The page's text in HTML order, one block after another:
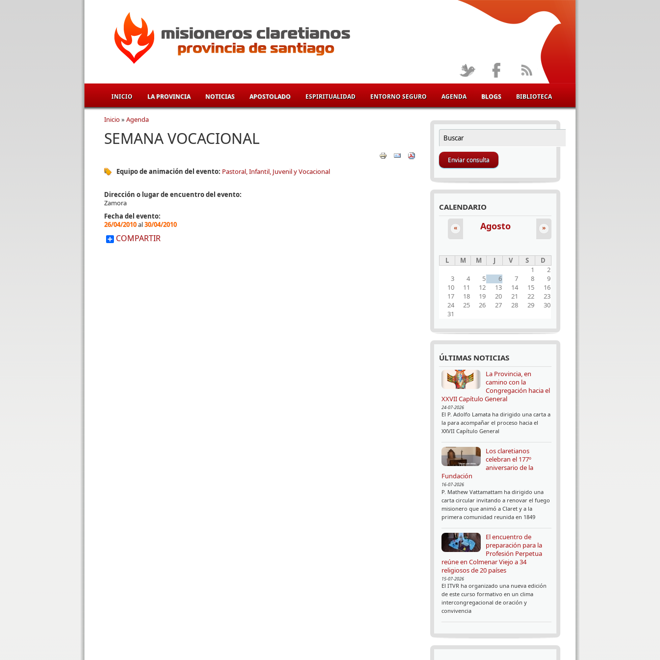
INICIO LA PROVINCIA NOTICIAS APOSTOLADO ESPIRITUALIDAD ENTORNO SEGURO AGENDA BLOGS BIBLIOTECA
Se encuentra usted aquí
Inicio» Agenda
SEMANA VOCACIONAL
Equipo de animación del evento: Pastoral, Infantil, Juvenil y Vocacional
Dirección o lugar de encuentro del evento:
Zamora
Fecha del evento:
26/04/2010al30/04/2010
COMPARTIR
FORMULARIO DE BÚSQUEDA
Buscar
CALENDARIO
Agosto
« »
L M M J V S
D
1
2
3
4 5 6 7 8
9
10
11 12 13 14 15
16
17
18 19 20 21 22
23
24
25 26 27 28 29
30
31
ÚLTIMAS NOTICIAS
La Provincia, en
camino con la
Congregación hacia el
XXVII Capítulo General
24-07-2026
El P. Adolfo Lamata ha dirigido una carta a
la para acompañar el proceso hacia el
XXVII Capítulo General
Los claretianos
celebran el 177º
aniversario de la
Fundación
16-07-2026
P. Mathew Vattamattam ha dirigido una
carta circular invitando a renovar el fuego
misionero que animó a Claret y a la
primera comunidad reunida en 1849
El encuentro de
preparación para la
Profesión Perpetua
reúne en Colmenar Viejo a 34
religiosos de 20 países
15-07-2026
El ITVR ha organizado una nueva edición
de este curso formativo en un clima
intercongregacional de oración y
convivencia